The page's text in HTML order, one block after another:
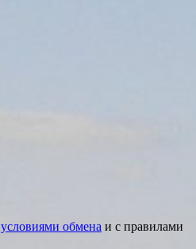
условиями обмена и с правилами